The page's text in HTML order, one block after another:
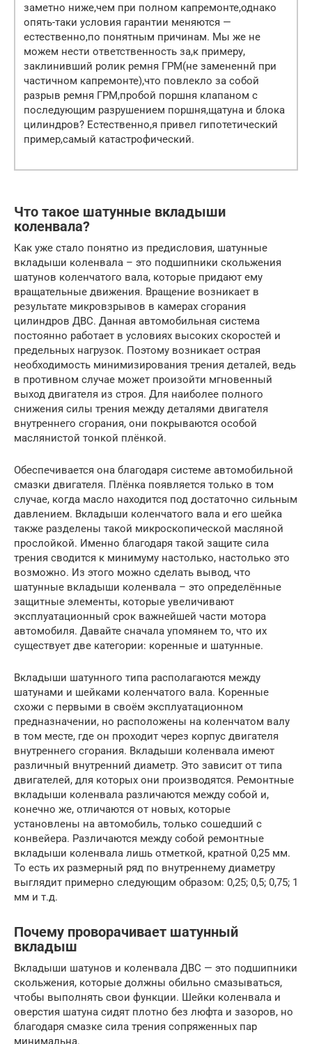
заметно ниже,чем при полном капремонте,однако
опять-таки условия гарантии меняются —
естественно,по понятным причинам. Мы же не
можем нести ответственность за,к примеру,
заклинивший ролик ремня ГРМ(не замененнй при
частичном капремонте),что повлекло за собой
разрыв ремня ГРМ,пробой поршня клапаном с
последующим разрушением поршня,щатуна и блока
цилиндров? Естественно,я привел гипотетический
пример,самый катастрофический.
Что такое шатунные вкладыши
коленвала?
Как уже стало понятно из предисловия, шатунные
вкладыши коленвала – это подшипники скольжения
шатунов коленчатого вала, которые придают ему
вращательные движения. Вращение возникает в
результате микровзрывов в камерах сгорания
цилиндров ДВС. Данная автомобильная система
постоянно работает в условиях высоких скоростей и
предельных нагрузок. Поэтому возникает острая
необходимость минимизирования трения деталей, ведь
в противном случае может произойти мгновенный
выход двигателя из строя. Для наиболее полного
снижения силы трения между деталями двигателя
внутреннего сгорания, они покрываются особой
маслянистой тонкой плёнкой.
Обеспечивается она благодаря системе автомобильной
смазки двигателя. Плёнка появляется только в том
случае, когда масло находится под достаточно сильным
давлением. Вкладыши коленчатого вала и его шейка
также разделены такой микроскопической масляной
прослойкой. Именно благодаря такой защите сила
трения сводится к минимуму настолько, настолько это
возможно. Из этого можно сделать вывод, что
шатунные вкладыши коленвала – это определённые
защитные элементы, которые увеличивают
эксплуатационный срок важнейшей части мотора
автомобиля. Давайте сначала упомянем то, что их
существует две категории: коренные и шатунные.
Вкладыши шатунного типа располагаются между
шатунами и шейками коленчатого вала. Коренные
схожи с первыми в своём эксплуатационном
предназначении, но расположены на коленчатом валу
в том месте, где он проходит через корпус двигателя
внутреннего сгорания. Вкладыши коленвала имеют
различный внутренний диаметр. Это зависит от типа
двигателей, для которых они производятся. Ремонтные
вкладыши коленвала различаются между собой и,
конечно же, отличаются от новых, которые
установлены на автомобиль, только сошедший с
конвейера. Различаются между собой ремонтные
вкладыши коленвала лишь отметкой, кратной 0,25 мм.
То есть их размерный ряд по внутреннему диаметру
выглядит примерно следующим образом: 0,25; 0,5; 0,75; 1
мм и т.д.
Почему проворачивает шатунный
вкладыш
Вкладыши шатунов и коленвала ДВС — это подшипники
скольжения, которые должны обильно смазываться,
чтобы выполнять свои функции. Шейки коленвала и
оверстия шатуна сидят плотно без люфта и зазоров, но
благодаря смазке сила трения сопряженных пар
минимальна.